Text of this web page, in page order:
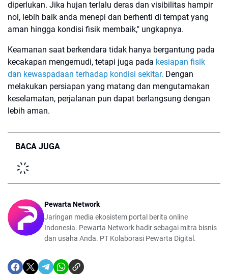
diperlukan. Jika hujan terlalu deras dan visibilitas hampir
nol, lebih baik anda menepi dan berhenti di tempat yang
aman hingga kondisi fisik membaik," ungkapnya.
Keamanan saat berkendara tidak hanya bergantung pada
kecakapan mengemudi, tetapi juga pada kesiapan fisik
dan kewaspadaan terhadap kondisi sekitar. Dengan
melakukan persiapan yang matang dan mengutamakan
keselamatan, perjalanan pun dapat berlangsung dengan
lebih aman.
BACA JUGA
Pewarta Network
Jaringan media ekosistem portal berita online
Indonesia. Pewarta Network hadir sebagai mitra bisnis
dan usaha Anda. PT Kolaborasi Pewarta Digital.